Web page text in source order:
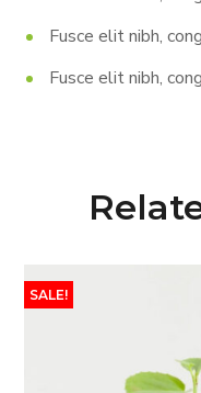
Fusce elit nibh,
Fusce elit nibh,
SALE!